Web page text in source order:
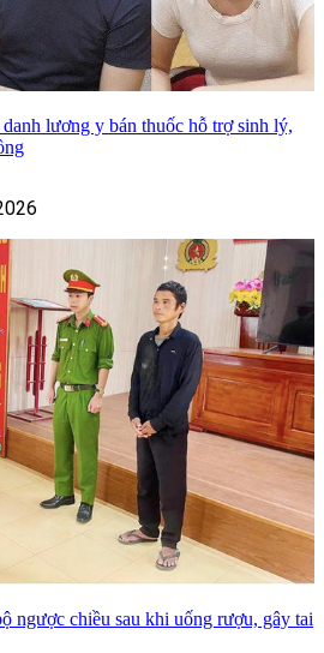
lương y bán thuốc hỗ trợ sinh lý,
ngược chiều sau khi uống rượu, gây tai